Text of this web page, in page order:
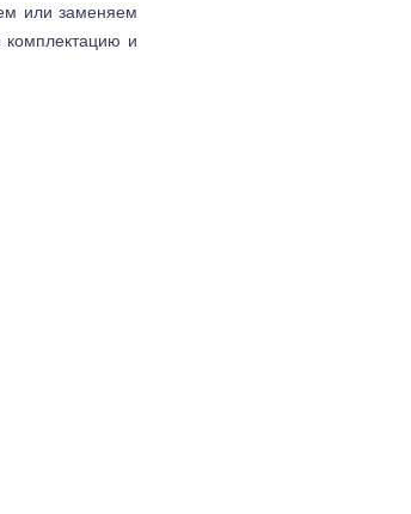
или заменяем
комплектацию и